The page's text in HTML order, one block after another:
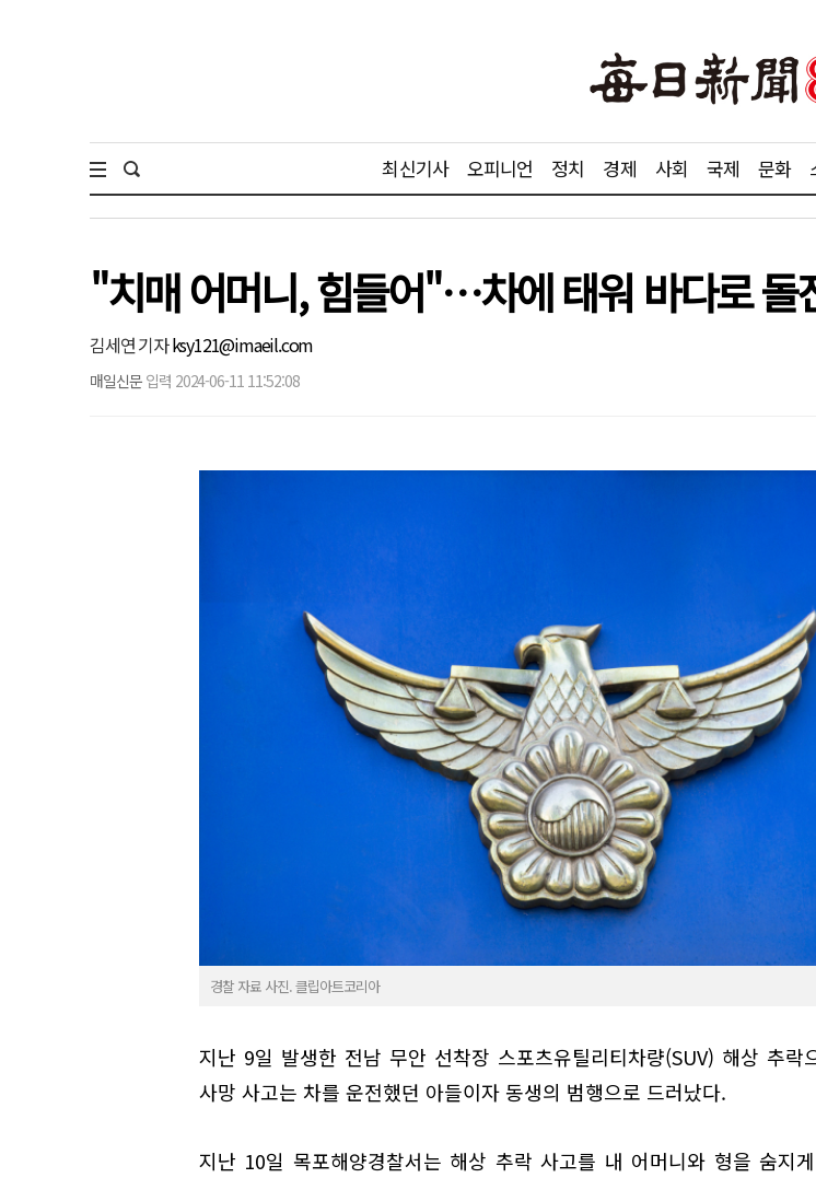
최신기사 오피니언 정치 경제 사회 국제 문화
"치매 어머니, 힘들어"…차에 태워 바다로 돌
김세연 기자ksy121@imaeil.com
매일신문 입력 2024-06-11 11:52:08
경찰 자료 사진. 클립아트코리아
지난 9일 발생한 전남 무안 선착장 스포츠유틸리티차량(SUV) 해상 추락
사망 사고는 차를 운전했던 아들이자 동생의 범행으로 드러났다.
지난 10일 목포해양경찰서는 해상 추락 사고를 내 어머니와 형을 숨지